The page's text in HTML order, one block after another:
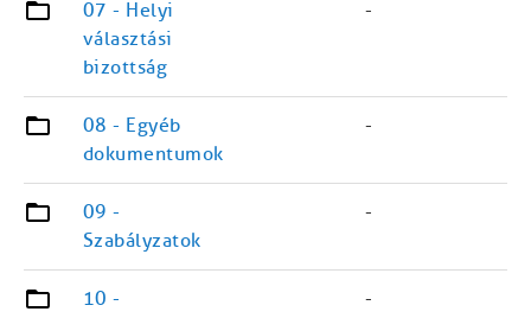
07 - Helyi
választási
bizottság
-
08 - Egyéb
dokumentumok
-
09 -
Szabályzatok
-
10 -
-